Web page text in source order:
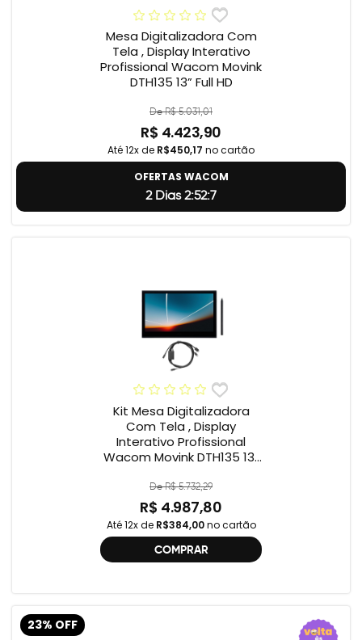
Mesa Digitalizadora Com
Tela , Display Interativo
Profissional Wacom Movink
DTH135 13” Full HD
De R$ 5.031,01
R$ 4.423,90
Até 12x de R$450,17 no cartão
OFERTAS WACOM
2 Dias 2:52:6
Kit Mesa Digitalizadora
Com Tela , Display
Interativo Profissional
Wacom Movink DTH135 13”
One , 2ª geração
De R$ 5.732,29
R$ 4.987,80
Até 12x de R$384,00no cartão
COMPRAR
23% OFF